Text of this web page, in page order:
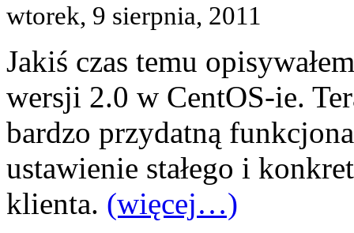
wtorek, 9 sierpnia, 2011
Jakiś czas temu
wersji 2.0 w CentOS-ie.
bardzo przydatną
ustawienie stałego i
klienta. (więcej…)